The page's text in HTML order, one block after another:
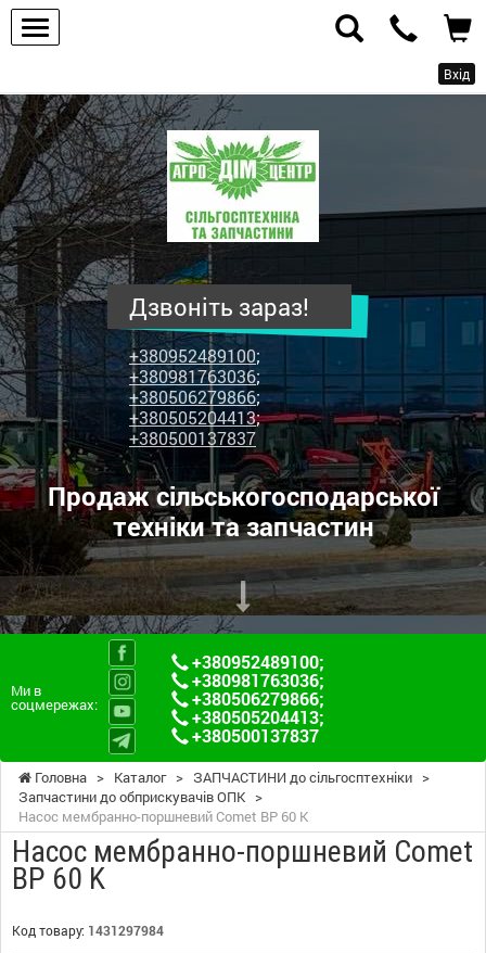
Вхід
ПП
"Агродім-
центр"
-
продаж
сільськогосподарської
техніки
та
запчастин
Дзвоніть зараз!
+380952489100;
+380981763036;
+380506279866;
+380505204413;
+380500137837
Продаж сільськогосподарської
техніки та запчастин
Ми в
соцмережах:
+380952489100;
+380981763036;
+380506279866;
+380505204413;
+380500137837
Головна > Каталог > ЗАПЧАСТИНИ до сільгосптехніки >
Запчастини до обприскувачів ОПК >
Насос мембранно-поршневий Comet BP 60 K
Насос мембранно-поршневий Comet
BP 60 K
Код товару: 1431297984